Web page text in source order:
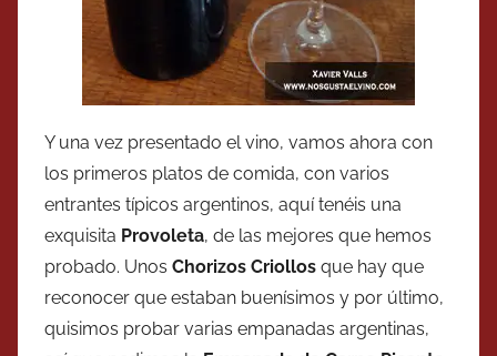
Y una vez presentado el vino, vamos ahora con
los primeros platos de comida, con varios
entrantes típicos argentinos, aquí tenéis una
exquisita Provoleta, de las mejores que hemos
probado. Unos Chorizos Criollos que hay que
reconocer que estaban buenísimos y por último,
quisimos probar varias empanadas argentinas,